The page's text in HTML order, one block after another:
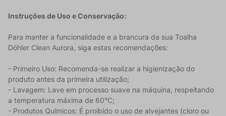
Instruções de Uso e Conservação:
Para manter a funcionalidade e a brancura da sua Toalha
Döhler Clean Aurora, siga estas recomendações:
- Primeiro Uso: Recomenda-se realizar a higienização do
produto antes da primeira utilização;
- Lavagem: Lave em processo suave na máquina, respeitando
a temperatura máxima de 60°C;
- Produtos Químicos: É proibido o uso de alvejantes (cloro ou